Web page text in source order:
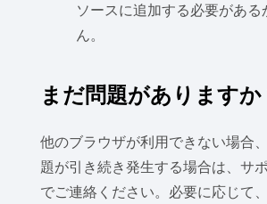
ソースに追加する必要があ
ん。
まだ問題がありますか
他のブラウザが利用できない場合
題が引き続き発生する場合は、サ
でご連絡ください。必要に応じて